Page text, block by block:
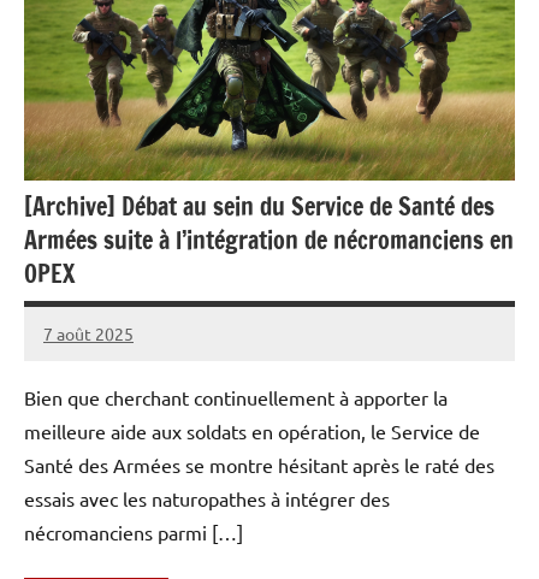
[Archive] Débat au sein du Service de Santé des
Armées suite à l’intégration de nécromanciens en
OPEX
7 août 2025
Caporal
Aucun
Bien que cherchant continuellement à apporter la
meilleure aide aux soldats en opération, le Service de
Santé des Armées se montre hésitant après le raté des
essais avec les naturopathes à intégrer des
nécromanciens parmi […]